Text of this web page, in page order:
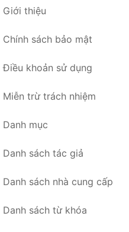
Giới thiệu
Chính sách bảo mật
Điều khoản sử dụng
Miễn trừ trách nhiệm
Danh mục
Danh sách tác giả
Danh sách nhà cung cấp
Danh sách từ khóa